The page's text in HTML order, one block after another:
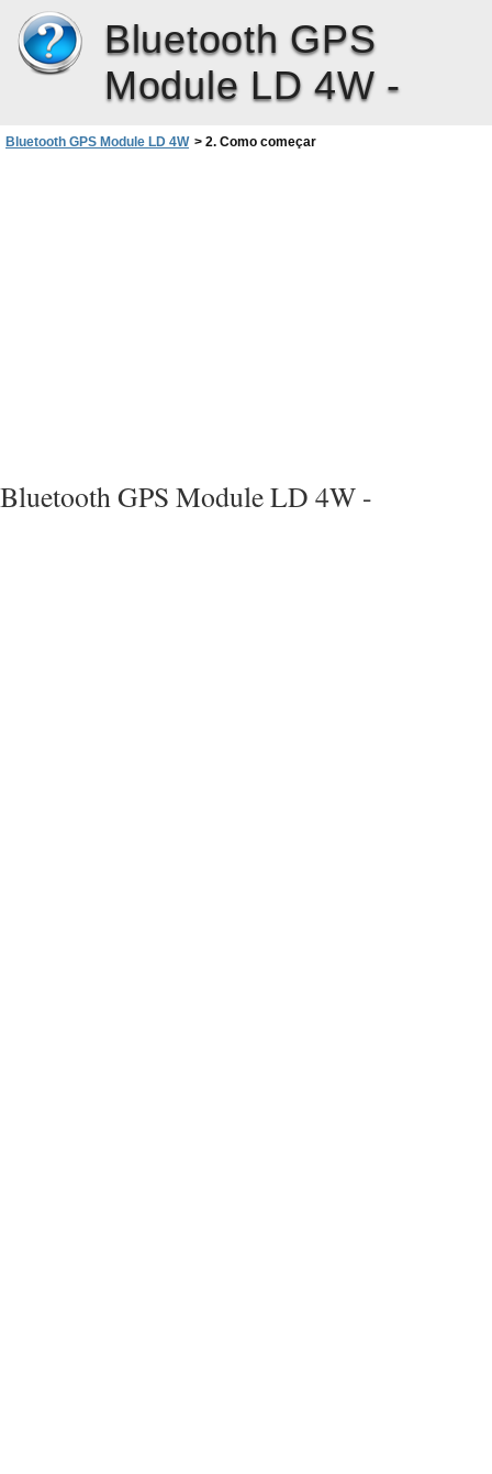
Bluetooth GPS
Module LD 4W -
Bluetooth GPS Module LD 4W > 2. Como começar
Bluetooth GPS Module LD 4W -